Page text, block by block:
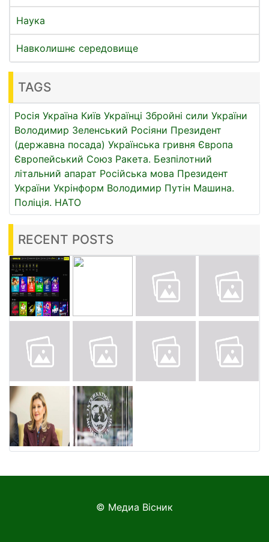
Наука
Навколишнє середовище
TAGS
Росія Україна Київ Українці Збройні сили України
Володимир Зеленський Росіяни Президент
(державна посада) Українська гривня Європа
Європейський Союз Ракета. Безпілотний
літальний апарат Російська мова Президент
України Укрінформ Володимир Путін Машина.
Поліція. НАТО
RECENT POSTS
© Медиа Вісник